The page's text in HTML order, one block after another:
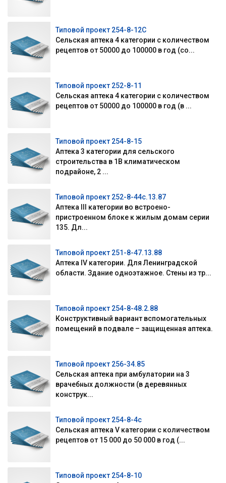
Типовой проект 254-8-12С
Сельская аптека 4 категории с количеством
рецептов от 50000 до 100000 в год (со...
Типовой проект 252-8-11
Сельская аптека 4 категории с количеством
рецептов от 50000 до 100000 в год (в ...
Типовой проект 254-8-15
Аптека 3 категории для сельского
строительства в 1В климатическом
подрайоне, 2 ...
Типовой проект 252-8-44с.13.87
Аптека III категории во встроено-
пристроенном блоке к жилым домам серии
135. Дл...
Типовой проект 251-8-47.13.88
Аптека IV категории. Для Ленинградской
области. Здание одноэтажное. Стены из тр...
Типовой проект 254-8-48.2.88
Конструктивный вариант вспомогательных
помещений в подвале – защищенная аптека.
Типовой проект 256-34.85
Сельская аптека при амбулатории на 3
врачебных должности (в деревянных
конструк...
Типовой проект 254-8-4с
Сельская аптека V категории с количеством
рецептов от 15 000 до 50 000 в год (...
Типовой проект 254-8-10